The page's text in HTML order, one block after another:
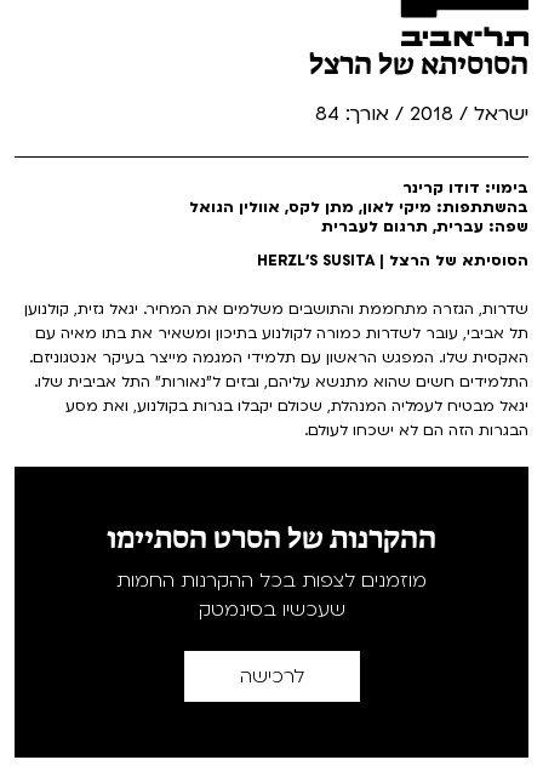
הסוסיתא של הרצל
ישראל / 2018 / אורך: 84
בימוי: דודו קרינר
בהשתתפות: מיקי לאון, מתן לקס, אוולין הגואל
שפה: עברית, תרגום לעברית
הסוסיתא של הרצל | HERZL'S SUSITA
שדרות, הגזרה מתחממת והתושבים משלמים את המחיר. יגאל גזית, קולנוען
תל אביבי, עובר לשדרות כמורה לקולנוע בתיכון ומשאיר את בתו מאיה עם
האקסית שלו. המפגש הראשון עם תלמידי המגמה מייצר בעיקר אנטגוניזם.
התלמידים חשים שהוא מתנשא עליהם, ובזים ל"נאורות" התל אביבית שלו.
יגאל מבטיח לעמליה המנהלת, שכולם יקבלו בגרות בקולנוע, ואת מסע
הבגרות הזה הם לא ישכחו לעולם.
ההקרנות של הסרט הסתיימו
מוזמנים לצפות בכל ההקרנות החמות
שעכשיו בסינמטק
לרכישה